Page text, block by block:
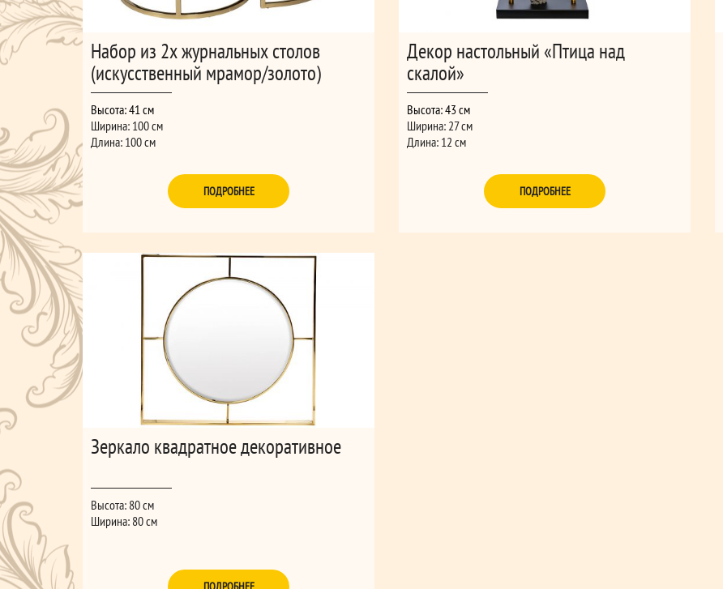
Набор из 2х журнальных столов
(искусственный мрамор/золото)
Высота: 41 см
Ширина: 100 см
Длина: 100 см
ПОДРОБНЕЕ
Декор настольный «Птица над
скалой»
Высота: 43 см
Ширина: 27 см
Длина: 12 см
ПОДРОБНЕЕ
Зеркало квадратное декоративное
Высота: 80 см
Ширина: 80 см